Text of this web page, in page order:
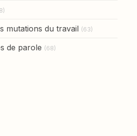
mutations du travail (63)
de parole (68)